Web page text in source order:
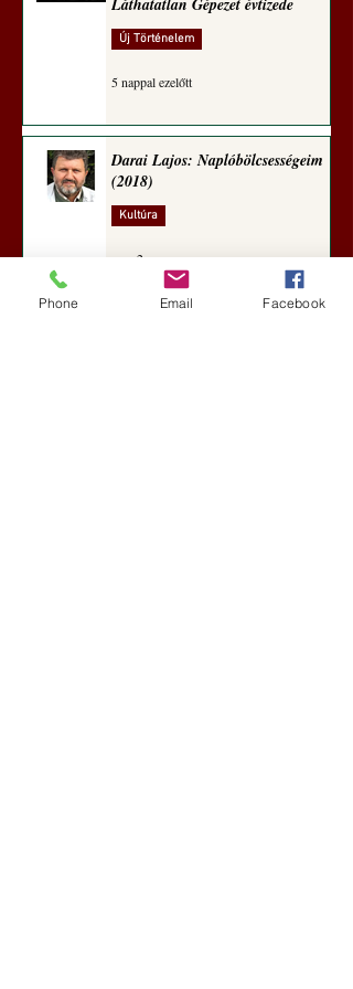
Láthatatlan Gépezet évtizede
Új Történelem
5 nappal ezelőtt
Darai Lajos: Naplóbölcsességeim
(2018)
Kultúra
aug. 2.
Phone Email Facebook